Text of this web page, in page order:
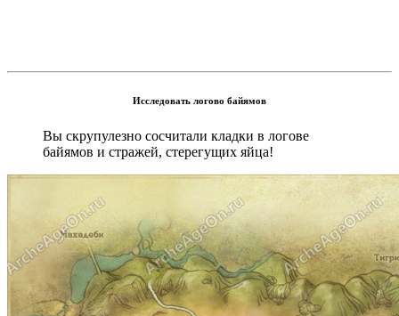
Исследовать логово байямов
Вы скрупулезно сосчитали кладки в логове
байямов и стражей, стерегущих яйца!